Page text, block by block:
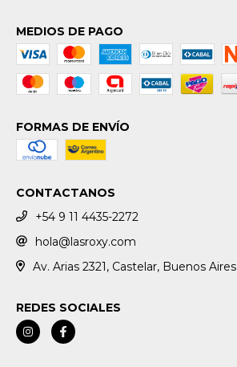
MEDIOS DE PAGO
FORMAS DE ENVÍO
CONTACTANOS
+54 9 11 4435-2272
hola@lasroxy.com
Av. Arias 2321, Castelar, Buenos Aires
REDES SOCIALES